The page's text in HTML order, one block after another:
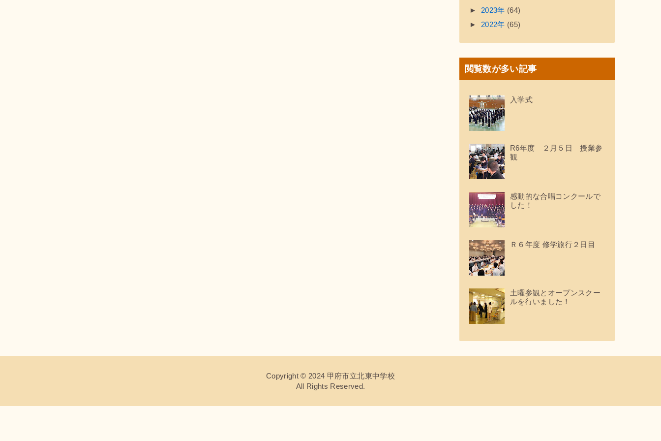
► 2023年 (64)
► 2022年 (65)
閲覧数が多い記事
入学式
R6年度 ２月５日 授業参
観
感動的な合唱コンクールで
した！
Ｒ６年度 修学旅行２日目
土曜参観とオープンスクー
ルを行いました！
Copyright © 2024 甲府市立北東中学校
All Rights Reserved.